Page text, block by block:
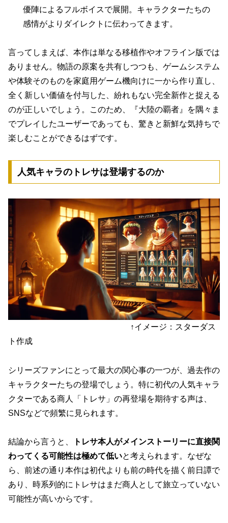
優陣によるフルボイスで展開。キャラクターたちの
感情がよりダイレクトに伝わってきます。
言ってしまえば、本作は単なる移植作やオフライン版では
ありません。物語の原案を共有しつつも、 ゲームシステム
や体験そのものを家庭用ゲーム機向けに一から作り直し、
全く新しい価値を付与した、紛れもない完全新作と捉える
のが正しいでしょう。このため、『大陸の覇者』を隅々ま
でプレイしたユーザーであっても、驚きと新鮮な気持ちで
楽しむことができるはずです。
人気キャラのトレサは登場するのか
↑イメージ：スターダス
ト作成
シリーズファンにとって最大の関心事の一つが、過去作の
キャラクターたちの登場でしょう。特に初代の人気キャラ
クターである商人「トレサ」の再登場を期待する声は、
SNSなどで頻繁に見られます。
結論から言うと、
トレサ本人がメインストーリーに直接関
わってくる可能性は極めて低いと考えられます。なぜな
ら、前述の通り本作は初代よりも前の時代を描く前日譚で
あり、時系列的にトレサはまだ商人として旅立っていない
可能性が高いからです。